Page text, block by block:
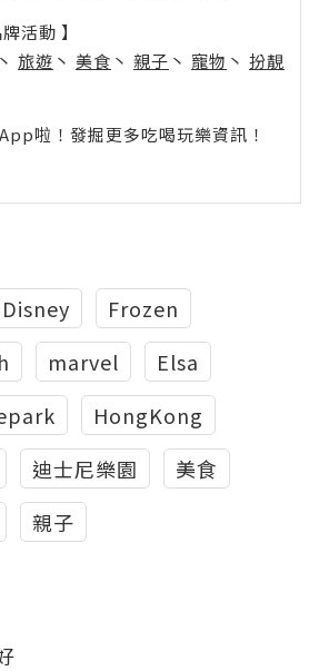
活動 】
丶 旅遊 丶 美食 丶 親子 丶 寵物 丶 扮靚
啦！發掘更多吃喝玩樂資訊！
Disney
Frozen
marvel
Elsa
HongKong
迪士尼樂園
美食
親子